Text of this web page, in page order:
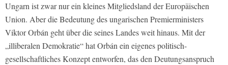
Ungarn ist zwar nur ein kleines Mitgliedsland der Europäischen
Union. Aber die Bedeutung des ungarischen Premierministers
Viktor Orbán geht über die seines Landes weit hinaus. Mit der
„illiberalen Demokratie“ hat Orbán ein eigenes politisch-
gesellschaftliches Konzept entworfen, das den Deutungsanspruch